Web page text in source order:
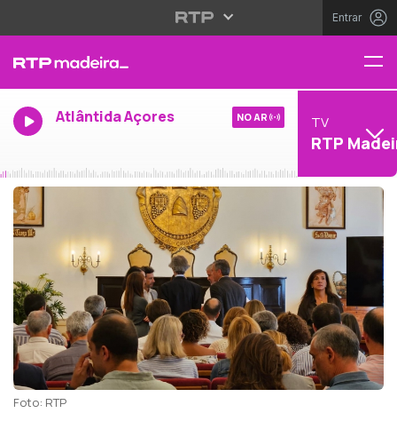
Entrar
Atlântida Açores NO AR TV
RTP
Foto: RTP